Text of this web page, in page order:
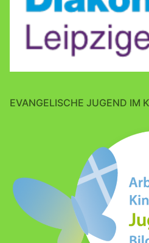
EVANGELISCHE JUGEND IM